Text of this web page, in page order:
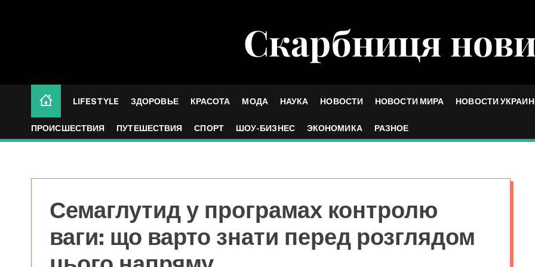
t
Скарбниця
LIFESTYLE ЗДОРОВЬЕ КРАСОТА МОДА НАУКА НОВОСТИ НОВОСТИ МИРА НОВОСТИ
ПРОИСШЕСТВИЯ ПУТЕШЕСТВИЯ СПОРТ ШОУ-БИЗНЕС ЭКОНОМИКА РАЗНОЕ
Семаглутид у програмах контролю
ваги: що варто знати перед розглядом